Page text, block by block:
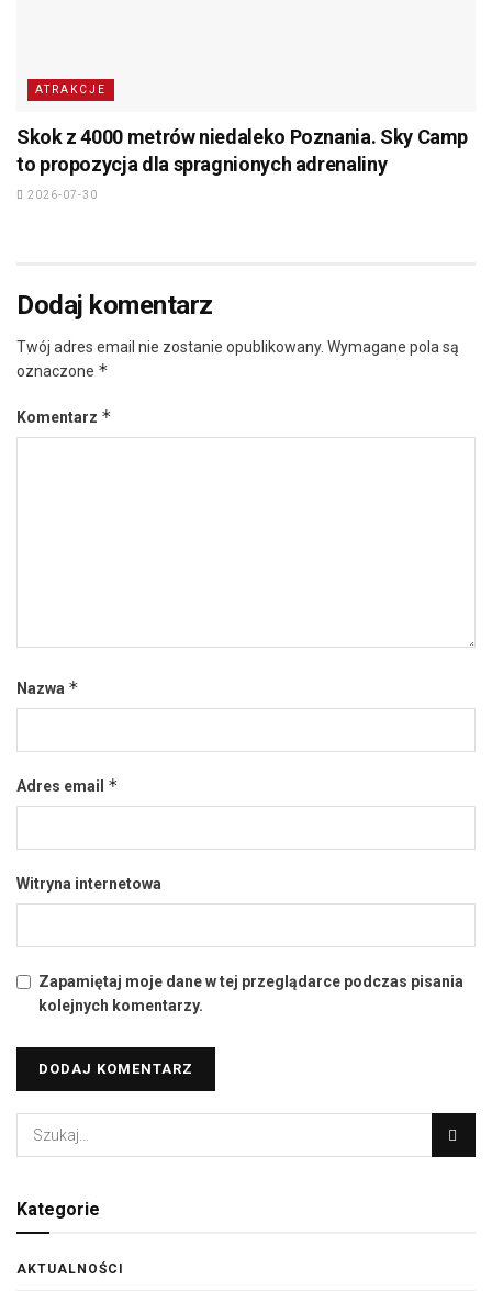
ATRAKCJE
Skok z 4000 metrów niedaleko Poznania. Sky Camp
to propozycja dla spragnionych adrenaliny
2026-07-30
Dodaj komentarz
Twój adres email nie zostanie opublikowany. Wymagane pola są
oznaczone *
Komentarz *
Nazwa *
Adres email *
Witryna internetowa
Zapamiętaj moje dane w tej przeglądarce podczas pisania
kolejnych komentarzy.
Kategorie
AKTUALNOŚCI